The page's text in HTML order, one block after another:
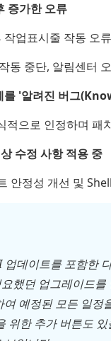
증가한 오류
업표시줄 작동 오
동 중단, 알림센터
를 '알려진 버그
적으로 인정하며 패
수정 사항 적용 중
안정성 개선 및
데이트를 포함한
했던 업그레이드
예정된 모든 일
위한 추가 버튼도